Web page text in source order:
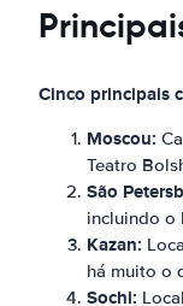
Cinco principais
Moscou:
Teatro
São
incluindo o
Kazan:
há muito o
Sochi: